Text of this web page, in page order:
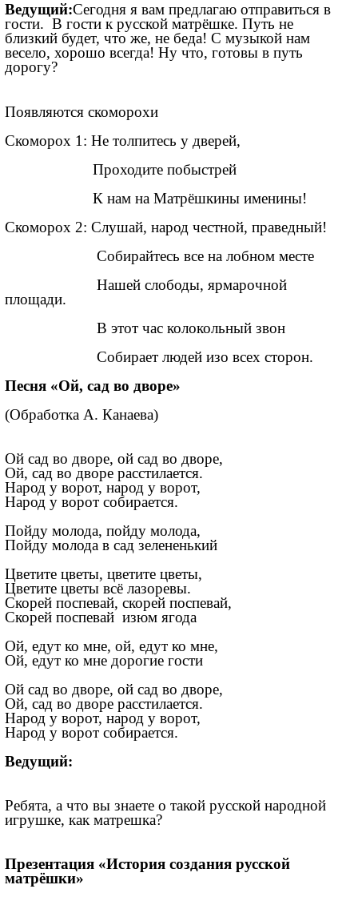
Ведущий:Сегодня я вам предлагаю отправиться в
гости. В гости к русской матрёшке. Путь не
близкий будет, что же, не беда! С музыкой нам
весело, хорошо всегда! Ну что, готовы в путь
дорогу?
Появляются скоморохи
Скоморох 1: Не толпитесь у дверей,
Проходите побыстрей
К нам на Матрёшкины именины!
Скоморох 2: Слушай, народ честной, праведный!
Собирайтесь все на лобном месте
Нашей слободы, ярмарочной
площади.
В этот час колокольный звон
Собирает людей изо всех сторон.
Песня «Ой, сад во дворе»
(Обработка А. Канаева)
Ой сад во дворе, ой сад во дворе,
Ой, сад во дворе расстилается.
Народ у ворот, народ у ворот,
Народ у ворот собирается.
Пойду молода, пойду молода,
Пойду молода в сад зелененький
Цветите цветы, цветите цветы,
Цветите цветы всё лазоревы.
Скорей поспевай, скорей поспевай,
Скорей поспевай изюм ягода
Ой, едут ко мне, ой, едут ко мне,
Ой, едут ко мне дорогие гости
Ой сад во дворе, ой сад во дворе,
Ой, сад во дворе расстилается.
Народ у ворот, народ у ворот,
Народ у ворот собирается.
Ведущий:
Ребята, а что вы знаете о такой русской народной
игрушке, как матрешка?
Презентация «История создания русской
матрёшки»